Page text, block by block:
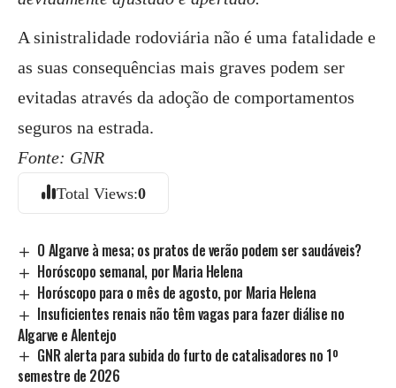
A sinistralidade rodoviária não é uma fatalidade e
as suas consequências mais graves podem ser
evitadas através da adoção de comportamentos
seguros na estrada.
Fonte: GNR
Total Views:0
O Algarve à mesa; os pratos de verão podem ser saudáveis?
Horóscopo semanal, por Maria Helena
Horóscopo para o mês de agosto, por Maria Helena
Insuficientes renais não têm vagas para fazer diálise no
Algarve e Alentejo
GNR alerta para subida do furto de catalisadores no 1º
semestre de 2026